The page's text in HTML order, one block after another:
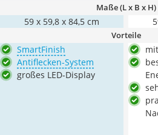
Maße (L x B x H)
59 x 59,8 x 84,5 cm
Vorteile
SmartFinish
Antiflecken-System
großes LED-Display